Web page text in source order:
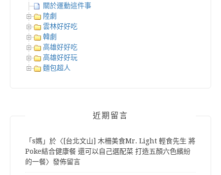
關於運動這件事
陸劇
雲林好好吃
韓劇
高雄好好吃
高雄好好玩
麵包超人
近期留言
「s媽 」於〈 [台北文山] 木柵美食Mr. Light 輕食先生 將
Poke結合健康餐 還可以自己選配菜 打造五顏六色繽紛
的一餐〉發佈留言